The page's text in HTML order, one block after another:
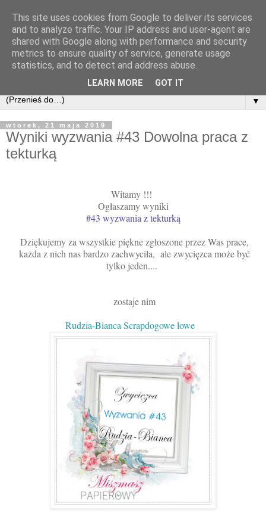
▼
wtorek, 21 maja 2019
Wyniki wyzwania #43 Dowolna praca z
tekturką
Witamy !!!
Ogłaszamy wyniki
#43 wyzwania z tekturką
Dziękujemy za wszystkie piękne zgłoszone przez Was prace,
każda z nich nas bardzo zachwyciła, ale zwycięzca może być
tylko jeden....
zostaje nim
Rudzia-Bianca Scrapdogowe lowe
This site uses cookies from Google to deliver its services
and to analyze traffic. Your IP address and user-agent are
shared with Google along with performance and security
metrics to ensure quality of service, generate usage
statistics, and to detect and address abuse.
LEARN MORE GOT IT